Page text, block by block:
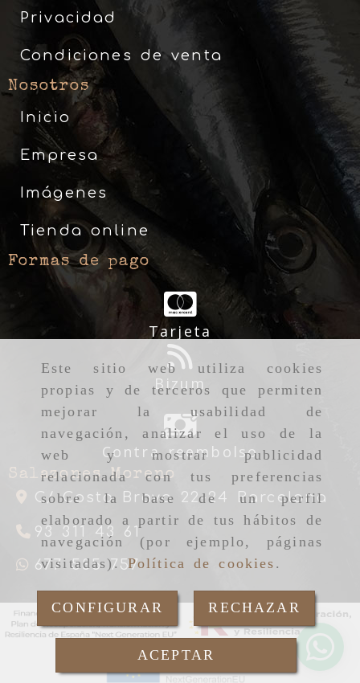
Este sitio web utiliza cookies
propias y de terceros que permiten
mejorar la usabilidad de
navegación, analizar el uso de la
web y mostrar publicidad
relacionada con tus preferencias
sobre la base de un perfil
elaborado a partir de tus hábitos de
navegación (por ejemplo, páginas
visitadas).Política de cookies .
CONFIGURAR RECHAZAR
ACEPTAR
Privacidad
Condiciones de venta
Nosotros
Inicio
Empresa
Imágenes
Tienda online
Formas de pago
Tarjeta
Bizum
Contra reembolso
Salazones Moreno
C/ Costa Brava 22-24
Barcelona
93 311 43 61
677 585 757